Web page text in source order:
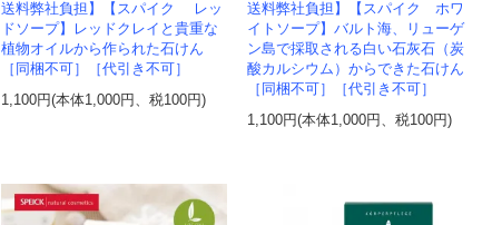
送料弊社負担】【スパイク レッ
ドソープ】レッドクレイと貴重な
植物オイルから作られた石けん
［同梱不可］［代引き不可］
1,100円(本体1,000円、税100円)
送料弊社負担】【スパイク ホワ
イトソープ】バルト海、リューゲ
ン島で採取される白い石灰石（炭
酸カルシウム）からできた石けん
［同梱不可］［代引き不可］
1,100円(本体1,000円、税100円)